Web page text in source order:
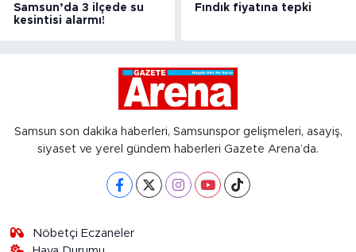
Samsun’da 3 ilçede su
kesintisi alarmı!
Fındık fiyatına tepki
Samsun son dakika haberleri, Samsunspor gelişmeleri, asayiş,
siyaset ve yerel gündem haberleri Gazete Arena’da.
Nöbetçi Eczaneler